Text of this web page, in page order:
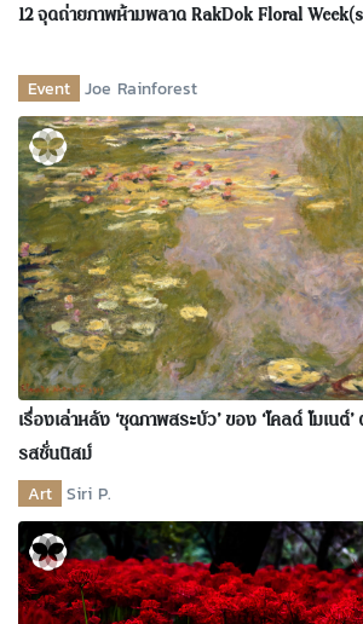
12 จุดถ่ายภาพห้ามพลาด RakDok Floral
Event Joe Rainforest
เรื่องเล่าหลัง ‘ชุดภาพสระบัว’ ของ ‘โคลด์ โมเน
รสชั่นนิสม์
Art Siri P.